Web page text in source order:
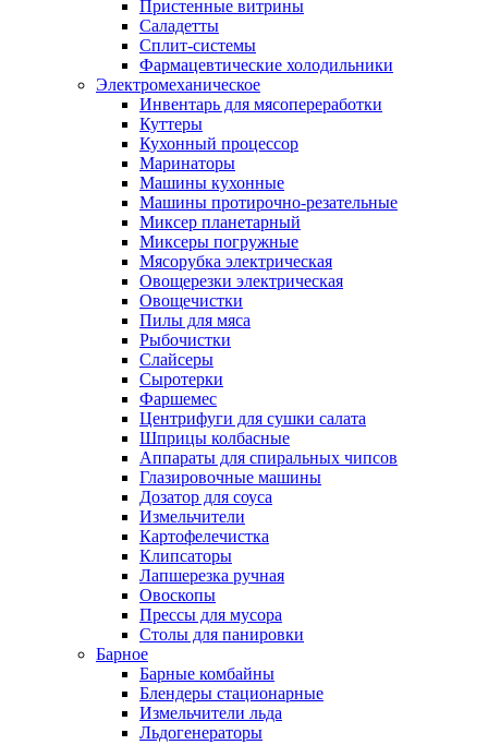
Пристенные витрины
Саладетты
Сплит-системы
Фармацевтические холодильники
Электромеханическое
Инвентарь для мясопереработки
Куттеры
Кухонный процессор
Маринаторы
Машины кухонные
Машины протирочно-резательные
Миксер планетарный
Миксеры погружные
Мясорубка электрическая
Овощерезки электрическая
Овощечистки
Пилы для мяса
Рыбочистки
Слайсеры
Сыротерки
Фаршемес
Центрифуги для сушки салата
Шприцы колбасные
Аппараты для спиральных чипсов
Глазировочные машины
Дозатор для соуса
Измельчители
Картофелечистка
Клипсаторы
Лапшерезка ручная
Овоскопы
Прессы для мусора
Столы для панировки
Барное
Барные комбайны
Блендеры стационарные
Измельчители льда
Льдогенераторы